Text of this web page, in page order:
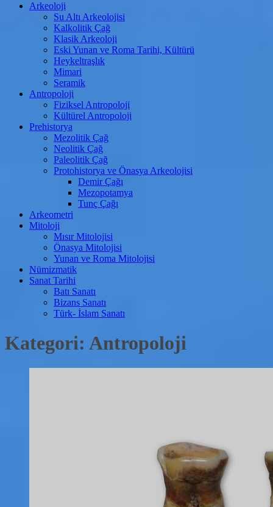
Arkeoloji
Su Altı Arkeolojisi
Kalkolitik Çağ
Klasik Arkeoloji
Eski Yunan ve Roma Tarihi, Kültürü
Heykeltraşlık
Mimari
Seramik
Antropoloji
Fiziksel Antropoloji
Kültürel Antropoloji
Prehistorya
Mezolitik Çağ
Neolitik Çağ
Paleolitik Çağ
Protohistorya ve Önasya Arkeolojisi
Demir Çağı
Mezopotamya
Tunç Çağı
Arkeometri
Mitoloji
Mısır Mitolojisi
Önasya Mitolojisi
Yunan ve Roma Mitolojisi
Nümizmatik
Sanat Tarihi
Batı Sanatı
Bizans Sanatı
Türk- İslam Sanatı
Kategori: Antropoloji